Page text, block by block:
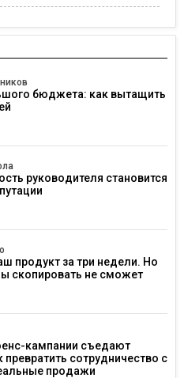
бюджета: как вытащить
руководителя становится
продукт за три недели. Но
скопировать не сможет
кампании съедают
сотрудничество с
продажи